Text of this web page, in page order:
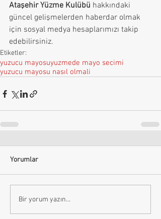
Ataşehir Yüzme Kulübü hakkındaki
güncel gelişmelerden haberdar olmak
için sosyal medya hesaplarımızı takip
edebilirsiniz.
Etiketler:
yuzucu mayosuyuzmede mayo secimi
yuzucu mayosu nasıl olmali
Yorumlar
Bir yorum yazın...